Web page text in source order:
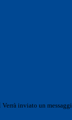
Verrà inviato un